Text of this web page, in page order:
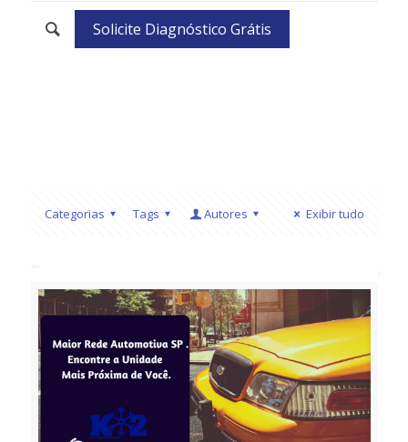
Solicite Diagnóstico Grátis
Categorias Tags Autores Exibir tudo